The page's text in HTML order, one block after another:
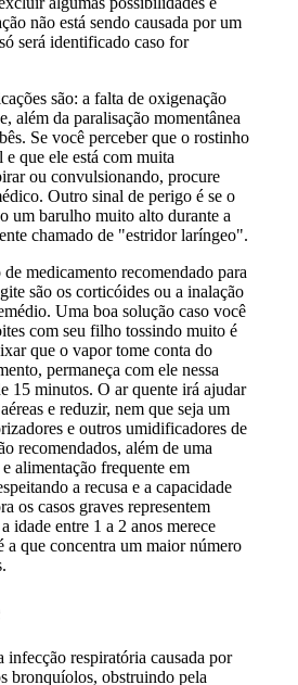
não está sendo causada por um
será identificado caso for
são: a falta de oxigenação
além da paralisação momentânea
Se você perceber que o rostinho
que ele está com muita
ou convulsionando, procure
Outro sinal de perigo é se o
um barulho muito alto durante a
chamado de "estridor laríngeo".
medicamento recomendado para
são os corticóides ou a inalação
Uma boa solução caso você
com seu filho tossindo muito é
que o vapor tome conta do
permaneça com ele nessa
15 minutos. O ar quente irá ajudar
e reduzir, nem que seja um
e outros umidificadores de
recomendados, além de uma
alimentação frequente em
a recusa e a capacidade
os casos graves representem
idade entre 1 a 2 anos merece
a que concentra um maior número
infecção respiratória causada por
bronquíolos, obstruindo pela